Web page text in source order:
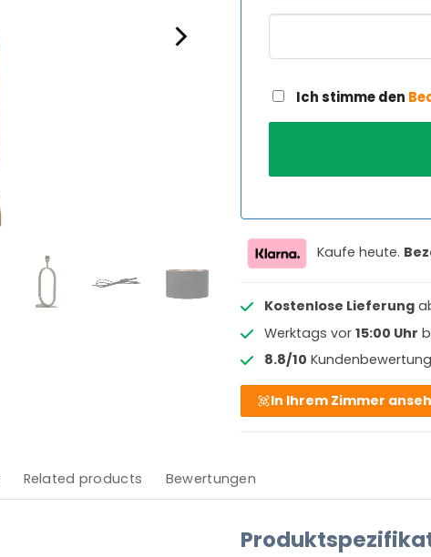
Ich stimme den
Kaufe heute.
Kostenlose Lieferung
Werktags vor 15:00 Uhr
8.8/10 Kundenbewertung
In Ihrem Zimmer
Related products Bewertungen